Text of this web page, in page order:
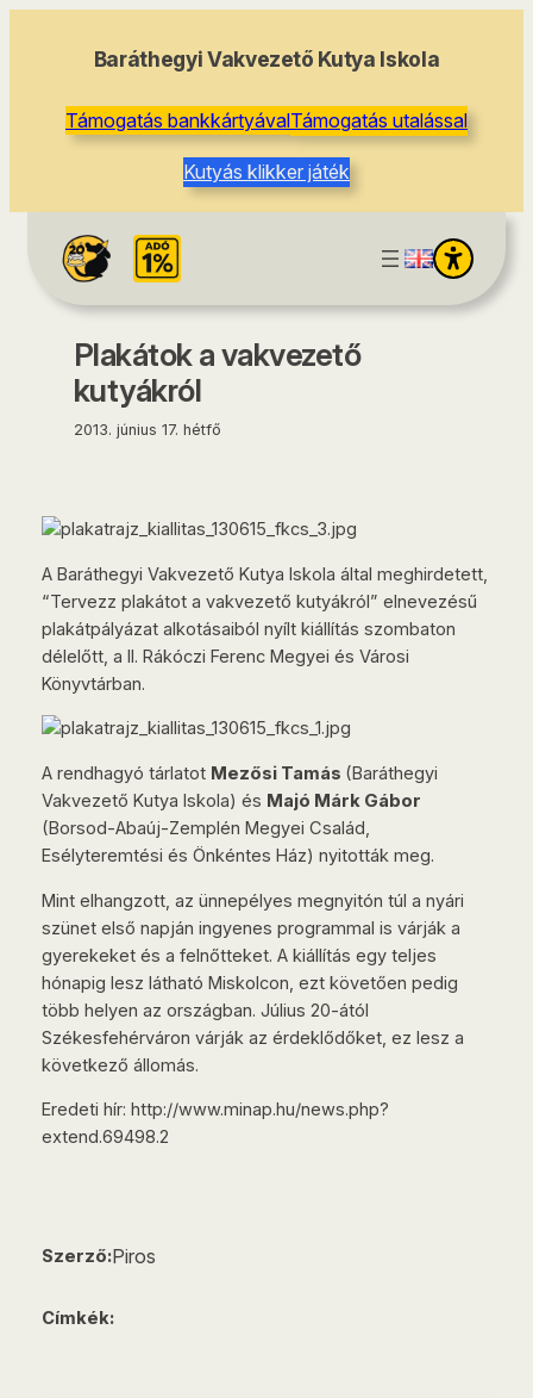
Baráthegyi Vakvezető Kutya Iskola
Támogatás bankkártyávalTámogatás utalással
Kutyás klikker játék
Plakátok a vakvezető
kutyákról
2013. június 17. hétfő
A Baráthegyi Vakvezető Kutya Iskola által meghirdetett,
“Tervezz plakátot a vakvezető kutyákról” elnevezésű
plakátpályázat alkotásaiból nyílt kiállítás szombaton
délelőtt, a II. Rákóczi Ferenc Megyei és Városi
Könyvtárban.
A rendhagyó tárlatot Mezősi Tamás (Baráthegyi
Vakvezető Kutya Iskola) és Majó Márk Gábor
(Borsod-Abaúj-Zemplén Megyei Család,
Esélyteremtési és Önkéntes Ház) nyitották meg.
Mint elhangzott, az ünnepélyes megnyitón túl a nyári
szünet első napján ingyenes programmal is várják a
gyerekeket és a felnőtteket. A kiállítás egy teljes
hónapig lesz látható Miskolcon, ezt követően pedig
több helyen az országban. Július 20-ától
Székesfehérváron várják az érdeklődőket, ez lesz a
következő állomás.
Eredeti hír: http://www.minap.hu/news.php?
extend.69498.2
Szerző:Piros
Címkék: